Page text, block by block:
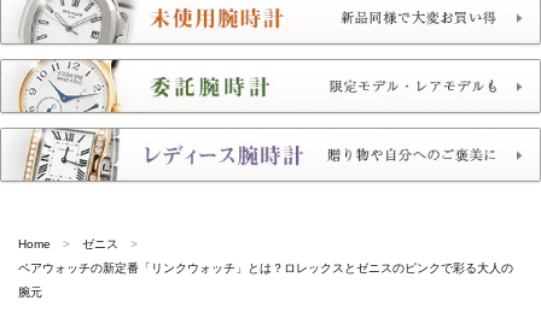
Home
ゼニス
ペアウォッチの新定番「リンクウォッチ」とは？ロレックスとゼニスのピンクで彩る大人の
腕元